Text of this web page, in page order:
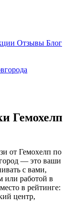
Отзывы Блог
Гемохелп
от Гемохелп по
— это ваши
с вами,
или работой в
в рейтинге:
центр,